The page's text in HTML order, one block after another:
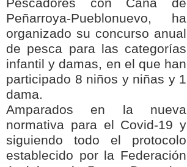
Pescadores con Caña de
Peñarroya-Pueblonuevo, ha
organizado su concurso anual
de pesca para las categorías
infantil y damas, en el que han
participado 8 niños y niñas y 1
dama.
Amparados en la nueva
normativa para el Covid-19 y
siguiendo todo el protocolo
establecido por la Federación